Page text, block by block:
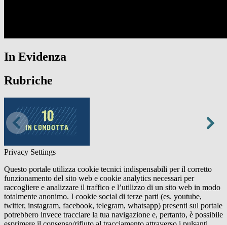
In Evidenza
Rubriche
Privacy Settings
Questo portale utilizza cookie tecnici indispensabili per il corretto
funzionamento del sito web e cookie analytics necessari per
raccogliere e analizzare il traffico e l’utilizzo di un sito web in modo
totalmente anonimo. I cookie social di terze parti (es. youtube,
twitter, instagram, facebook, telegram, whatsapp) presenti sul portale
potrebbero invece tracciare la tua navigazione e, pertanto, è possibile